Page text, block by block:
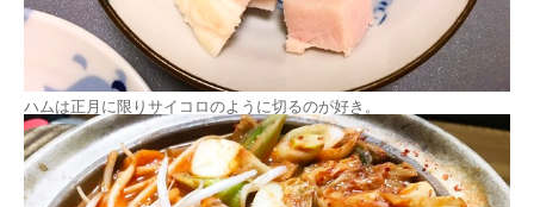
ハムは正月に限りサイコロのように切るのが好き。